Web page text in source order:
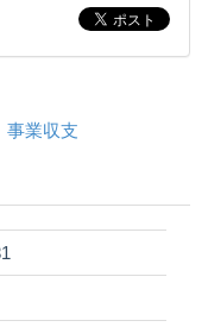
事業収支